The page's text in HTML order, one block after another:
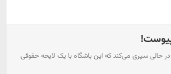
پیوست!
در حالی سپری می‌کند که این باشگاه با یک لایحه حقوقی